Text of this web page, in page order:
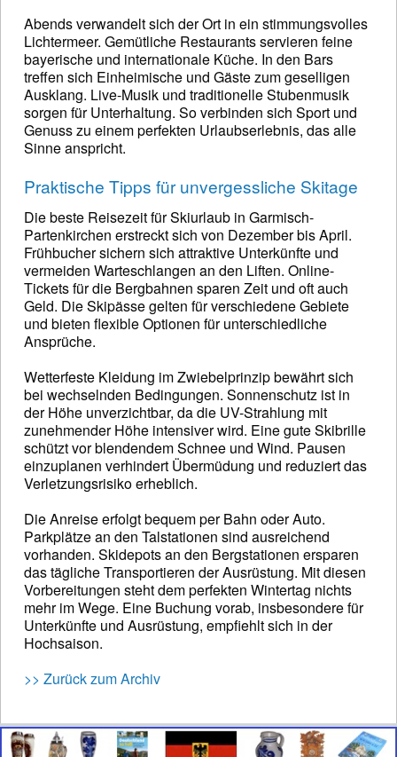
Abends verwandelt sich der Ort in ein stimmungsvolles
Lichtermeer. Gemütliche Restaurants servieren feine
bayerische und internationale Küche. In den Bars
treffen sich Einheimische und Gäste zum geselligen
Ausklang. Live-Musik und traditionelle Stubenmusik
sorgen für Unterhaltung. So verbinden sich Sport und
Genuss zu einem perfekten Urlaubserlebnis, das alle
Sinne anspricht.
Praktische Tipps für unvergessliche Skitage
Die beste Reisezeit für Skiurlaub in Garmisch-
Partenkirchen erstreckt sich von Dezember bis April.
Frühbucher sichern sich attraktive Unterkünfte und
vermeiden Warteschlangen an den Liften. Online-
Tickets für die Bergbahnen sparen Zeit und oft auch
Geld. Die Skipässe gelten für verschiedene Gebiete
und bieten flexible Optionen für unterschiedliche
Ansprüche.
Wetterfeste Kleidung im Zwiebelprinzip bewährt sich
bei wechselnden Bedingungen. Sonnenschutz ist in
der Höhe unverzichtbar, da die UV-Strahlung mit
zunehmender Höhe intensiver wird. Eine gute Skibrille
schützt vor blendendem Schnee und Wind. Pausen
einzuplanen verhindert Übermüdung und reduziert das
Verletzungsrisiko erheblich.
Die Anreise erfolgt bequem per Bahn oder Auto.
Parkplätze an den Talstationen sind ausreichend
vorhanden. Skidepots an den Bergstationen ersparen
das tägliche Transportieren der Ausrüstung. Mit diesen
Vorbereitungen steht dem perfekten Wintertag nichts
mehr im Wege. Eine Buchung vorab, insbesondere für
Unterkünfte und Ausrüstung, empfiehlt sich in der
Hochsaison.
>> Zurück zum Archiv